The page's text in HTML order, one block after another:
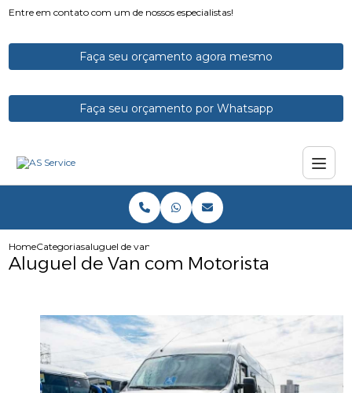
Entre em contato com um de nossos especialistas!
Faça seu orçamento agora mesmo
Faça seu orçamento por Whatsapp
HomeCategoriasaluguel de van com motorista
Aluguel de Van com Motorista